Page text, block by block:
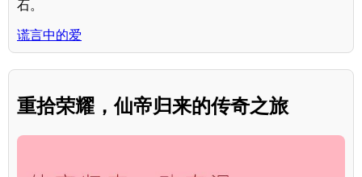
石。
谎言中的爱
重拾荣耀，仙帝归来的传奇之旅